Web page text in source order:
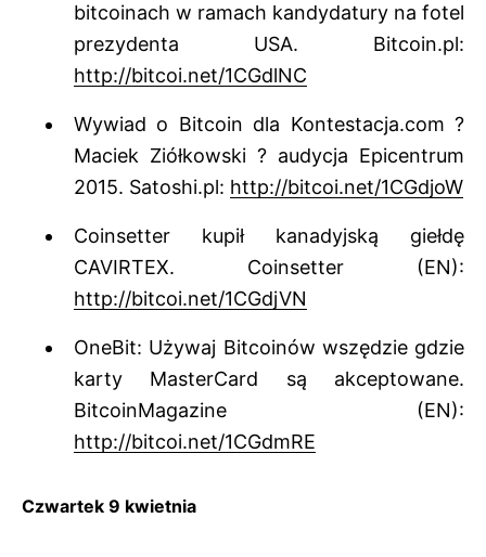
bitcoinach w ramach kandydatury na fotel
prezydenta USA. Bitcoin.pl:
http://bitcoi.net/1CGdlNC
Wywiad o Bitcoin dla Kontestacja.com ?
Maciek Ziółkowski ? audycja Epicentrum
2015. Satoshi.pl: http://bitcoi.net/1CGdjoW
Coinsetter kupił kanadyjską giełdę
CAVIRTEX. Coinsetter (EN):
http://bitcoi.net/1CGdjVN
OneBit: Używaj Bitcoinów wszędzie gdzie
karty MasterCard są akceptowane.
BitcoinMagazine (EN):
http://bitcoi.net/1CGdmRE
Czwartek 9 kwietnia